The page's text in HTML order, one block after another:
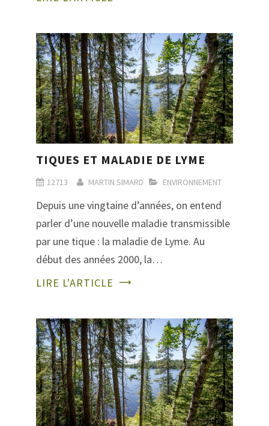
TIQUES ET MALADIE DE LYME
12713 MARTIN SIMARD ENVIRONNEMENT
Depuis une vingtaine d’années, on entend
parler d’une nouvelle maladie transmissible
par une tique : la maladie de Lyme. Au
début des années 2000, la…
LIRE L'ARTICLE